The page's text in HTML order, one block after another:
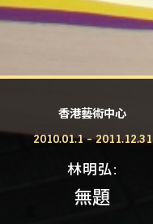
香港藝術中心
2010.01.1 - 2011.12.31
林明弘
無題